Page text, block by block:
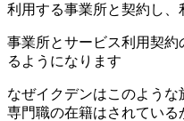
利用する事業所と契約し、
事業所とサービス利用契約
るようになります
なぜイクデンはこのよう
専門職の在籍はされている